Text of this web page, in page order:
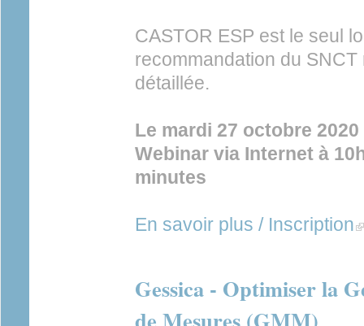
CASTOR ESP est le seul
recommandation du
détaillée.
Le mardi 27 octobre 2020
Webinar via Internet à
minutes
En savoir plus / Inscription
Gessica - Optimiser la